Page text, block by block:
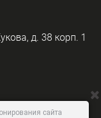
д. 38 корп. 1
сайта